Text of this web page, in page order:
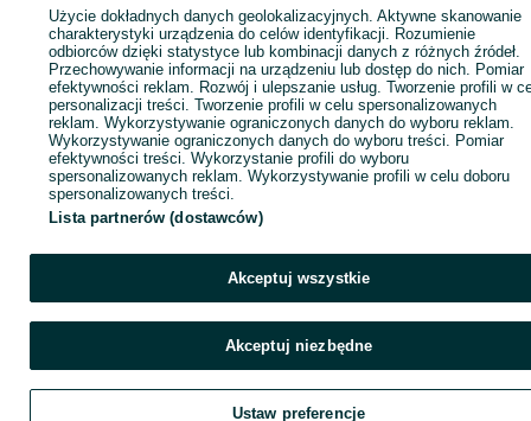
Kup
Użycie dokładnych danych geolokalizacyjnych. Aktywne skanowanie
charakterystyki urządzenia do celów identyfikacji. Rozumienie
odbiorców dzięki statystyce lub kombinacji danych z różnych źródeł.
Przechowywanie informacji na urządzeniu lub dostęp do nich. Pomiar
efektywności reklam. Rozwój i ulepszanie usług. Tworzenie profili w
personalizacji treści. Tworzenie profili w celu spersonalizowanych
reklam. Wykorzystywanie ograniczonych danych do wyboru reklam.
Wykorzystywanie ograniczonych danych do wyboru treści. Pomiar
efektywności treści. Wykorzystanie profili do wyboru
spersonalizowanych reklam. Wykorzystywanie profili w celu doboru
spersonalizowanych treści.
Lista partnerów (dostawców)
Akceptuj wszystkie
Akceptuj niezbędne
Ustaw preferencje